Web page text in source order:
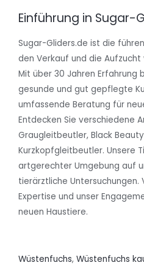
Einführung in Sugar-
Sugar-Gliders.de ist die
den Verkauf und die
Mit über 30 Jahren Erfahrung
gesunde und gut gepflegte
umfassende Beratung für
Entdecken Sie verschiedene
Graugleitbeutler, Black
Kurzkopfgleitbeutler. Unsere
artgerechter Umgebung auf
tierärztliche Untersuchungen.
Expertise und unser
neuen Haustiere.
Wüstenfuchs, Wüstenfuchs